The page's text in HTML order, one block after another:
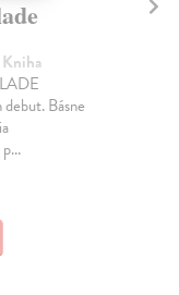
Kniha
Básne